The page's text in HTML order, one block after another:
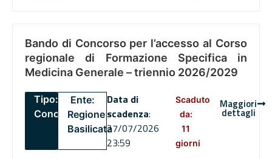
Bando di Concorso per l’accesso al Corso
regionale di Formazione Specifica in
Medicina Generale – triennio 2026/2029
Tipo:
Concorsi
Ente:
Regione
Basilicata
Data di
scadenza:
27/07/2026
23:59
Scaduto
da:
11
giorni
Maggiori
dettagli